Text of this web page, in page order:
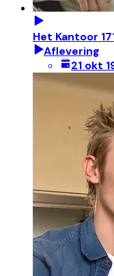
Het Kantoor
Aflevering
21 okt